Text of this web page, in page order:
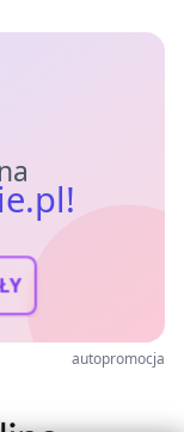
autopromocja